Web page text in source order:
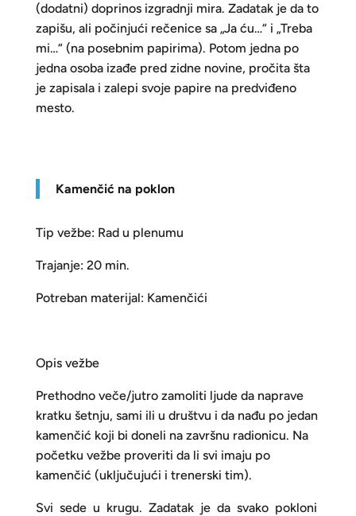
(dodatni) doprinos izgradnji mira. Zadatak je da to
zapišu, ali počinjući rečenice sa „Ja ću…“ i „Treba
mi…“ (na posebnim papirima). Potom jedna po
jedna osoba izađe pred zidne novine, pročita šta
je zapisala i zalepi svoje papire na predviđeno
mesto.
Kamenčić na poklon
Tip vežbe: Rad u plenumu
Trajanje: 20 min.
Potreban materijal: Kamenčići
Opis vežbe
Prethodno veče/jutro zamoliti ljude da naprave
kratku šetnju, sami ili u društvu i da nađu po jedan
kamenčić koji bi doneli na završnu radionicu. Na
početku vežbe proveriti da li svi imaju po
kamenčić (uključujući i trenerski tim).
Svi sede u krugu. Zadatak je da svako pokloni